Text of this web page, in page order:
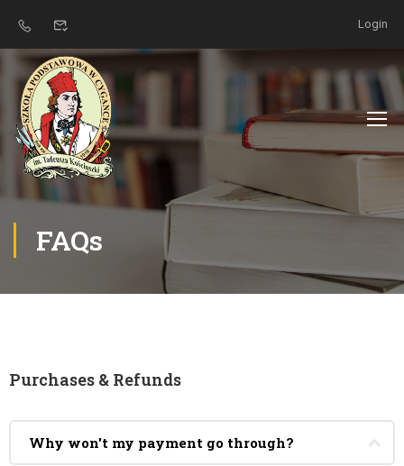
Login
FAQs
Purchases & Refunds
Why won't my payment go through?